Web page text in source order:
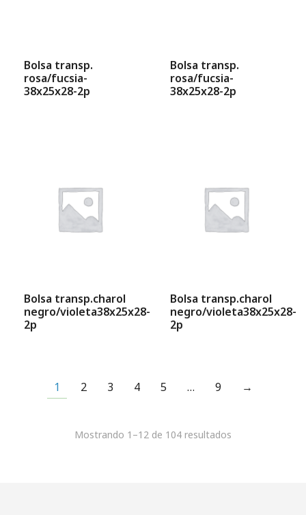
Bolsa transp.
rosa/fucsia-
38x25x28-2p
Bolsa transp.
rosa/fucsia-
38x25x28-2p
Bolsa transp.charol
negro/violeta38x25x28-
2p
Bolsa transp.charol
negro/violeta38x25x28-
2p
1 2 3 4 5 … 9 →
Mostrando 1–12 de 104 resultados